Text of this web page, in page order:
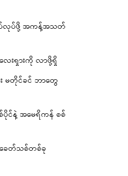
လုပ်လုပ်ဖို့ အကန့်အသတ်
လေးရှားကို လာဖို့ရှိ
မတိုင်ခင် ဘာတွေ
ပိုင်နဲ့ အမေရိကန် စစ်
ေတ်သစ်တစ်ခု